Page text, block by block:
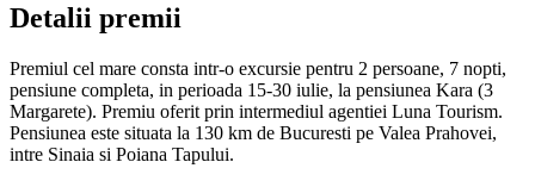
Detalii premii
Premiul cel mare consta intr-o excursie pentru 2 persoane, 7 nopti,
pensiune completa, in perioada 15-30 iulie, la pensiunea Kara (3
Margarete). Premiu oferit prin intermediul agentiei Luna Tourism.
Pensiunea este situata la 130 km de Bucuresti pe Valea Prahovei,
intre Sinaia si Poiana Tapului.